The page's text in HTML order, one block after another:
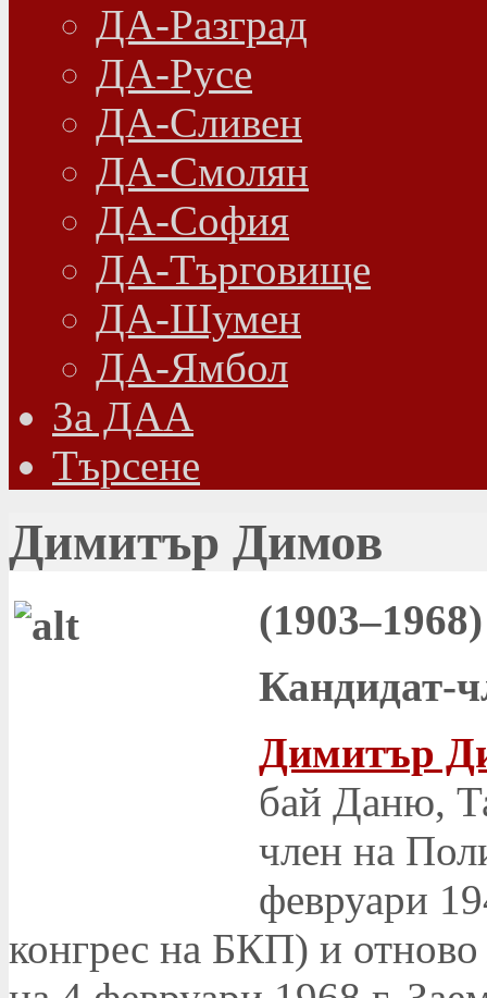
ДА-Разград
ДА-Русе
ДА-Сливен
ДА-Смолян
ДА-София
ДА-Търговище
ДА-Шумен
ДА-Ямбол
Зa ДАА
Търсене
Димитър Димов
(1903–1968)
Кандидат-
Димитър
бай Даню,
член на
февруари
конгрес на БКП) и